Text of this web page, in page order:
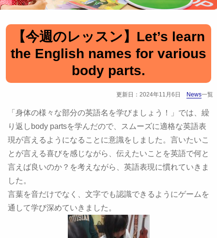
【今週のレッスン】Let’s learn
the English names for various
body parts.
更新日：2024年11月6日 News一覧
「身体の様々な部分の英語名を学びましょう！」では、繰
り返しbody partsを学んだので、スムーズに適格な英語表
現が言えるようになることに意識をしました。言いたいこ
とが言える喜びを感じながら、伝えたいことを英語で何と
言えば良いのか？を考えながら、英語表現に慣れていきま
した。
言葉を音だけでなく、文字でも認識できるようにゲームを
通して学び深めていきました。